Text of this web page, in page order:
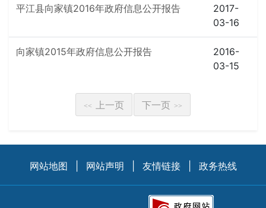
平江县向家镇2016年政府信息公开报告
2017-
03-16
向家镇2015年政府信息公开报告
2016-
03-15
<< 上一页 下一页 >>
网站地图 网站声明 友情链接 政务热线